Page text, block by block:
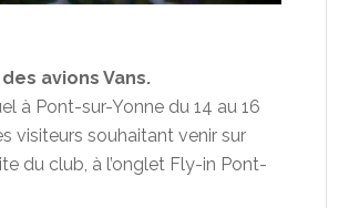
avions Vans.
à Pont-sur-Yonne du 14 au 16
visiteurs souhaitant venir sur
du club, à l’onglet Fly-in Pont-